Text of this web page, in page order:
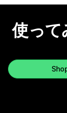
使って